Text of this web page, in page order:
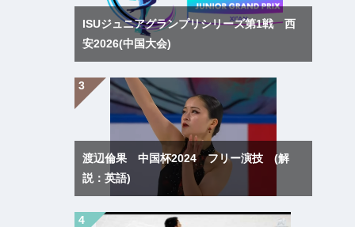
ISUジュニアグランプリシリーズ第1戦 西
安2026(中国大会)
渡辺倫果 中国杯2024 フリー演技 (解
説：英語)